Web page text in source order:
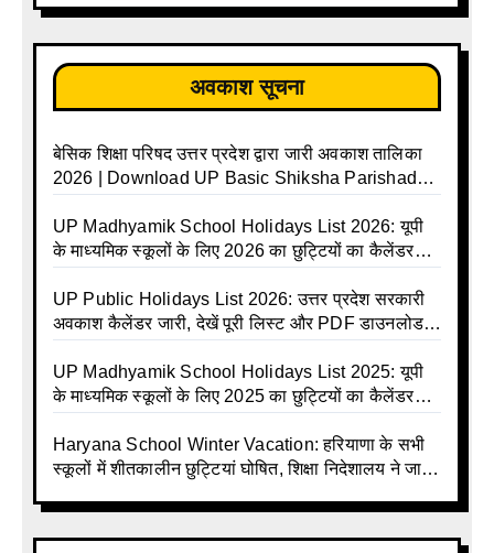
अवकाश सूचना
बेसिक शिक्षा परिषद उत्तर प्रदेश द्वारा जारी अवकाश तालिका
2026 | Download UP Basic Shiksha Parishad
Basic School Avkash Talika UP 2026 | UP Basic
Shiksha Parishad Avkash Talika 2026 | UP
Calendar List 2026
UP Madhyamik School Holidays List 2026: यूपी
के माध्यमिक स्कूलों के लिए 2026 का छुट्टियों का कैलेंडर
Talika | UP Madhyamik Avkash Talika 2026 | UP
Madhyamik School avkash suchi | UP
Holiday Calendar | Madhyamik School Holidays
List 2026
UP Public Holidays List 2026: उत्तर प्रदेश सरकारी
अवकाश कैलेंडर जारी, देखें पूरी लिस्ट और PDF डाउनलोड
talika | Sarkari Avkash Talika | Up Holidays List |
Holidays Calendar
UP Madhyamik School Holidays List 2025: यूपी
के माध्यमिक स्कूलों के लिए 2025 का छुट्टियों का कैलेंडर
Talika | Up Madhyamik Avkash Talika 2025 | UP
Madhyamik School avkash suchi | UP
holiday calendar | Madhyamik School Holidays
List 2025
Haryana School Winter Vacation: हरियाणा के सभी
स्कूलों में शीतकालीन छुट्टियां घोषित, शिक्षा निदेशालय ने जारी